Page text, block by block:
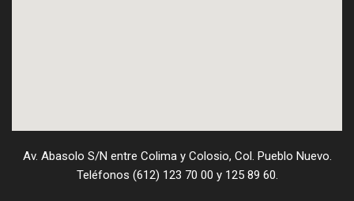
Av. Abasolo S/N entre Colima y Colosio, Col. Pueblo Nuevo.
Teléfonos (612) 123 70 00 y 125 89 60.